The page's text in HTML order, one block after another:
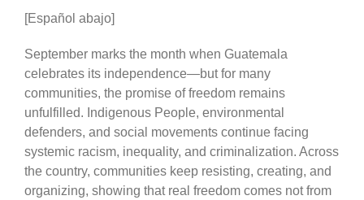
[Español abajo]
September marks the month when Guatemala
celebrates its independence—but for many
communities, the promise of freedom remains
unfulfilled. Indigenous People, environmental
defenders, and social movements continue facing
systemic racism, inequality, and criminalization. Across
the country, communities keep resisting, creating, and
organizing, showing that real freedom comes not from